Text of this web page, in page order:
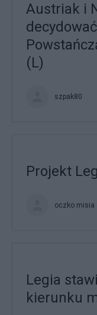
Austriak i
(L)
szpak80
Projekt
oczko misia
Legia
kierunku